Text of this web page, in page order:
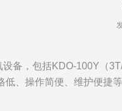
设备，包括KDO-100Y （
低、操作简便、维护便捷